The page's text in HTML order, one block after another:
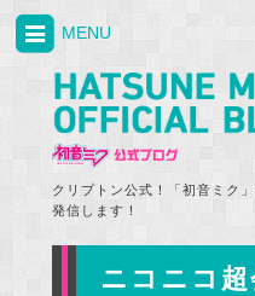
クリプトン公式！「初音ミク
発信します！
MENU
ニコニコ超